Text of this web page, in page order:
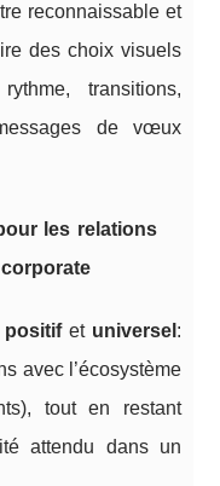
reconnaissable et
des choix visuels
transitions,
de vœux
les relations
positifet universel :
avec l’écosystème
tout en restant
attendu dans un